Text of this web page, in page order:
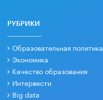
РУБРИКИ
Образовательная политика
Экономика
Качество образования
Интервести
Big data